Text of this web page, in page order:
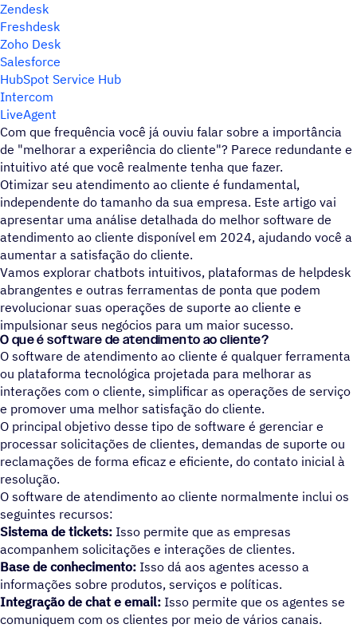
Zendesk
Freshdesk
Zoho Desk
Salesforce
HubSpot Service Hub
Intercom
LiveAgent
Com que frequência você já ouviu falar sobre a importância
de "melhorar a experiência do cliente"? Parece redundante e
intuitivo até que você realmente tenha que fazer.
Otimizar seu atendimento ao cliente é fundamental,
independente do tamanho da sua empresa. Este artigo vai
apresentar uma análise detalhada do melhor software de
atendimento ao cliente disponível em 2024, ajudando você a
aumentar a satisfação do cliente.
Vamos explorar chatbots intuitivos, plataformas de helpdesk
abrangentes e outras ferramentas de ponta que podem
revolucionar suas operações de suporte ao cliente e
impulsionar seus negócios para um maior sucesso.
O que é software de atendimento ao cliente?
O software de atendimento ao cliente é qualquer ferramenta
ou plataforma tecnológica projetada para melhorar as
interações com o cliente, simplificar as operações de serviço
e promover uma melhor satisfação do cliente.
O principal objetivo desse tipo de software é gerenciar e
processar solicitações de clientes, demandas de suporte ou
reclamações de forma eficaz e eficiente, do contato inicial à
resolução.
O software de atendimento ao cliente normalmente inclui os
seguintes recursos:
Sistema de tickets: Isso permite que as empresas
acompanhem solicitações e interações de clientes.
Base de conhecimento: Isso dá aos agentes acesso a
informações sobre produtos, serviços e políticas.
Integração de chat e email: Isso permite que os agentes se
comuniquem com os clientes por meio de vários canais.